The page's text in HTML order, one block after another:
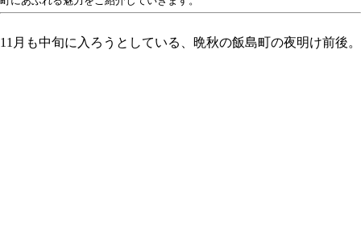
11月も中旬に入ろうとしている、晩秋の飯島町の夜明け前後。